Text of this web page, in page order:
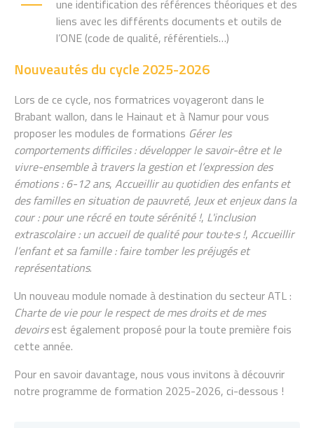
une identification des références théoriques et des
liens avec les différents documents et outils de
l’ONE (code de qualité, référentiels…)
Nouveautés du cycle 2025-2026
Lors de ce cycle, nos formatrices voyageront dans le
Brabant wallon, dans le Hainaut et à Namur pour vous
proposer les modules de formations Gérer les
comportements difficiles : développer le savoir-être et le
vivre-ensemble à travers la gestion et l’expression des
émotions : 6-12 ans,Accueillir au quotidien des enfants et
des familles en situation de pauvreté,Jeux et enjeux dans la
cour : pour une récré en toute sérénité !, L'inclusion
extrascolaire : un accueil de qualité pour tou·te·s !,Accueillir
l’enfant et sa famille : faire tomber les préjugés et
représentations.
Un nouveau module nomade à destination du secteur ATL :
Charte de vie pour le respect de mes droits et de mes
devoirsest également proposé pour la toute première fois
cette année.
Pour en savoir davantage, nous vous invitons à découvrir
notre programme de formation 2025-2026, ci-dessous !